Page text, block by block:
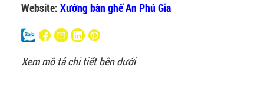
Website: Xưởng bàn ghế An Phú Gia
Xem mô tả chi tiết bên dưới